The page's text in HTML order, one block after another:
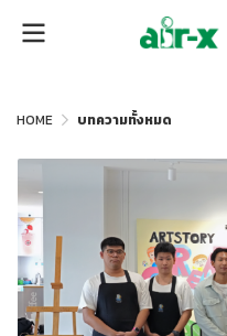
HOME บทความทั้งหมด